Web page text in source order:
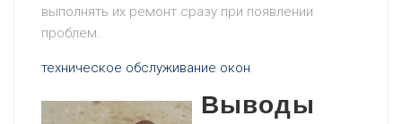
выполнять их ремонт сразу при появлении
проблем.
техническое обслуживание окон
Выводы